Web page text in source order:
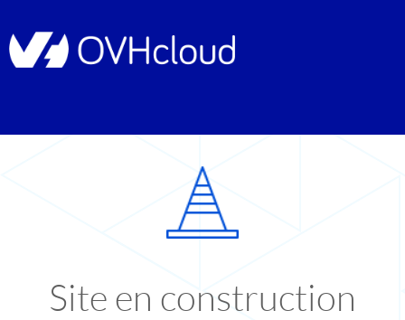
Site en construction